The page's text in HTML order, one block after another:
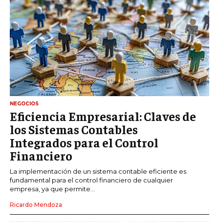
NEGOCIOS
Eficiencia Empresarial: Claves de
los Sistemas Contables
Integrados para el Control
Financiero
La implementación de un sistema contable eficiente es
fundamental para el control financiero de cualquier
empresa, ya que permite...
Ricardo Mendoza